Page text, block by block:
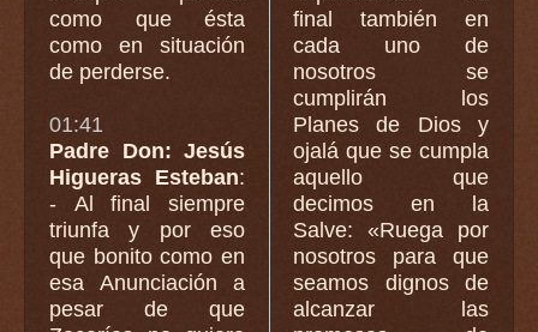
como que ésta
como en situación
de perderse.
01:41
Padre Don: Jesús
Higueras Esteban:
- Al final siempre
triunfa y por eso
que bonito como en
esa Anunciación a
pesar de que
final también en
cada uno de
nosotros se
cumplirán los
Planes de Dios y
ojalá que se cumpla
aquello que
decimos en la
Salve: «Ruega por
nosotros para que
seamos dignos de
alcanzar las